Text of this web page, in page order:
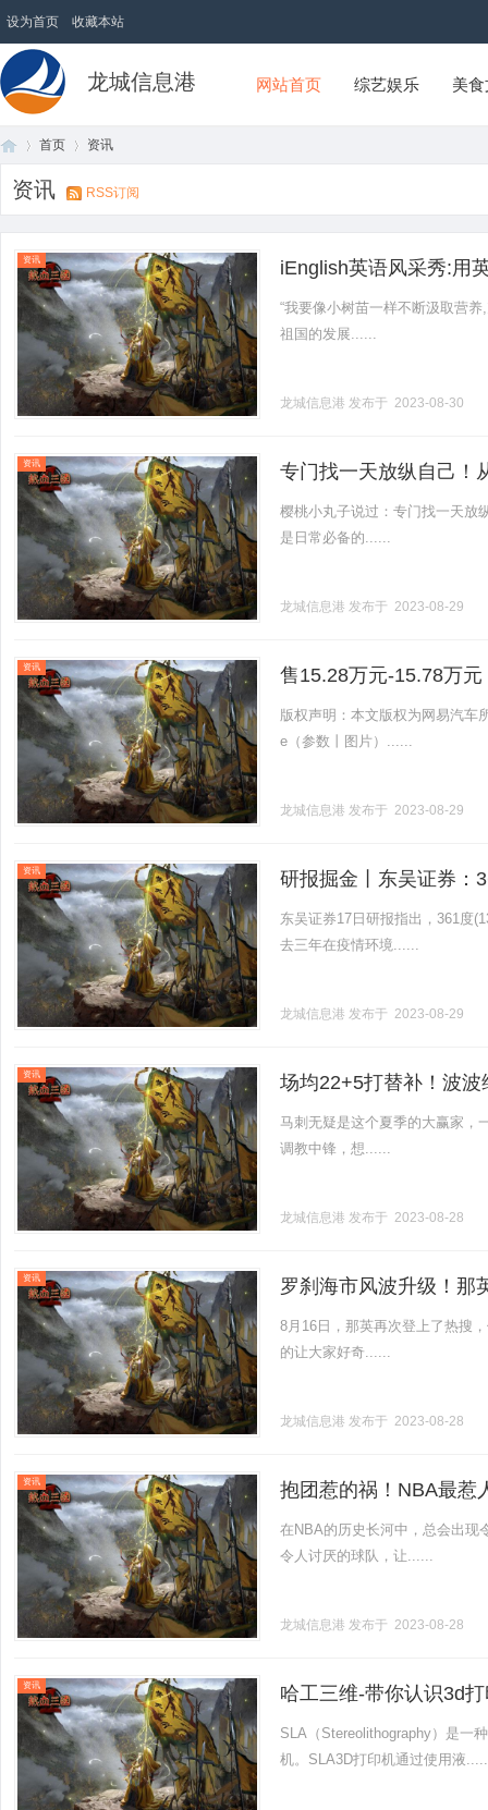
设为首页 收藏本站
龙城信息港 网站首页 综艺娱乐 美
首页 资讯
资讯 RSS订阅
资讯 iEnglish英语风采秀:用
“我要像小树苗一样不断汲取营
祖国的发展......
龙城信息港 发布于 2023-08-30
资讯 专门找一天放纵自己！
樱桃小丸子说过：专门找一天放
是日常必备的......
龙城信息港 发布于 2023-08-29
资讯 售15.28万元-15.78万
版权声明：本文版权为网易汽车
e（参数丨图片）......
龙城信息港 发布于 2023-08-29
资讯 研报掘金丨东吴证券：
东吴证券17日研报指出，361度
去三年在疫情环境......
龙城信息港 发布于 2023-08-29
资讯 场均22+5打替补！波
马刺无疑是这个夏季的大赢家，
调教中锋，想......
龙城信息港 发布于 2023-08-28
资讯 罗刹海市风波升级！那
8月16日，那英再次登上了热搜
的让大家好奇......
龙城信息港 发布于 2023-08-28
资讯 抱团惹的祸！NBA最惹
在NBA的历史长河中，总会出现
令人讨厌的球队，让......
龙城信息港 发布于 2023-08-28
资讯 哈工三维-带你认识3d
SLA（Stereolithography）是一
机。SLA3D打印机通过使用液